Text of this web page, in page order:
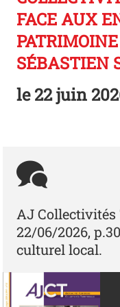
FACE AUX
SÉBASTIEN
le22 juin
AJ Collectivités
22/06/2026,
culturel local.